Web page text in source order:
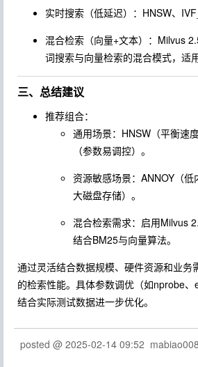
实时搜索（低延迟）：HNSW、
混合检索（向量+文本）：Milvus
词搜索与向量检索的混合模式，适
三、总结建议
推荐组合：
通用场景：HNSW（平衡速
（参数易调控）。
资源敏感场景：ANNOY（
大磁盘存储）。
混合检索需求：启用Milvus
结合BM25与向量算法。
通过灵活结合数据规模、硬件资源和业务
的检索性能。具体参数调优（如nprobe、
结合实际测试数据进一步优化。
posted @ 2025-02-14 09:52 mabiao008